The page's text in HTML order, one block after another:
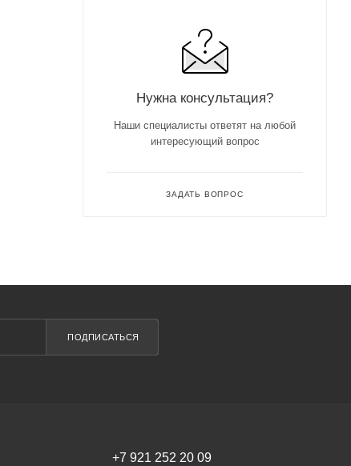
Нужна консультация?
Наши специалисты ответят на любой
интересующий вопрос
ЗАДАТЬ ВОПРОС
ПОДПИСАТЬСЯ
+7 921 252 20 09